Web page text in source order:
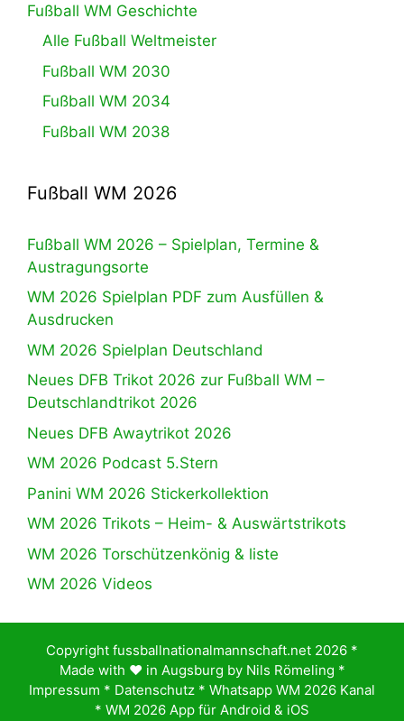
Fußball WM Geschichte
Alle Fußball Weltmeister
Fußball WM 2030
Fußball WM 2034
Fußball WM 2038
Fußball WM 2026
Fußball WM 2026 – Spielplan, Termine &
Austragungsorte
WM 2026 Spielplan PDF zum Ausfüllen &
Ausdrucken
WM 2026 Spielplan Deutschland
Neues DFB Trikot 2026 zur Fußball WM –
Deutschlandtrikot 2026
Neues DFB Awaytrikot 2026
WM 2026 Podcast 5.Stern
Panini WM 2026 Stickerkollektion
WM 2026 Trikots – Heim- & Auswärtstrikots
WM 2026 Torschützenkönig & liste
WM 2026 Videos
Copyright fussballnationalmannschaft.net 2026 *
Made with ♥️ in Augsburg by Nils Römeling *
Impressum * Datenschutz * Whatsapp WM 2026 Kanal
* WM 2026 App für Android & iOS